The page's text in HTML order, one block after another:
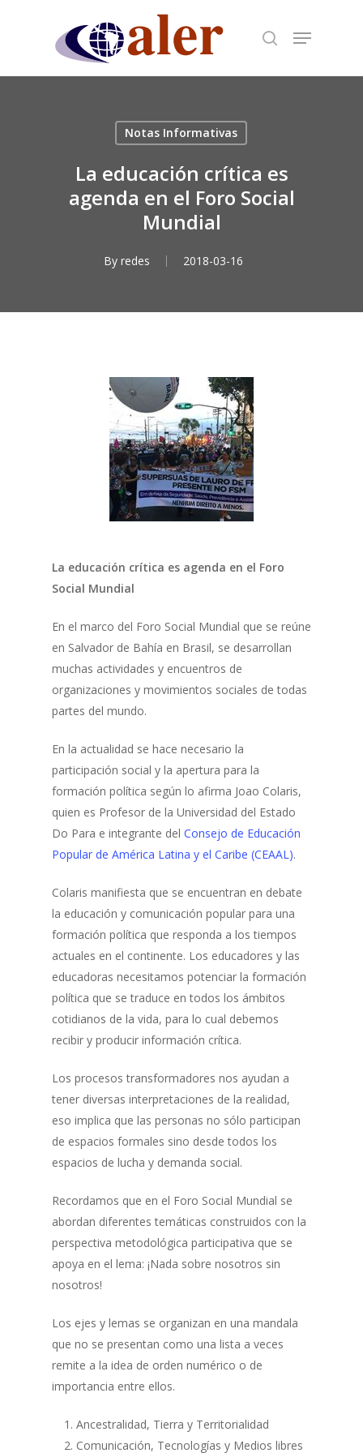
content
Notas Informativas
La educación crítica es
agenda en el Foro Social
Mundial
By redes 2018-03-16
La educación crítica es agenda en el Foro
Social Mundial
En el marco del Foro Social Mundial que se reúne
en Salvador de Bahía en Brasil, se desarrollan
muchas actividades y encuentros de
organizaciones y movimientos sociales de todas
partes del mundo.
En la actualidad se hace necesario la
participación social y la apertura para la
formación política según lo afirma Joao Colaris,
quien es Profesor de la Universidad del Estado
Do Para e integrante del Consejo de Educación
Popular de América Latina y el Caribe (CEAAL).
Colaris manifiesta que se encuentran en debate
la educación y comunicación popular para una
formación política que responda a los tiempos
actuales en el continente. Los educadores y las
educadoras necesitamos potenciar la formación
política que se traduce en todos los ámbitos
cotidianos de la vida, para lo cual debemos
recibir y producir información crítica.
Los procesos transformadores nos ayudan a
tener diversas interpretaciones de la realidad,
eso implica que las personas no sólo participan
de espacios formales sino desde todos los
espacios de lucha y demanda social.
Recordamos que en el Foro Social Mundial se
abordan diferentes temáticas construidos con la
perspectiva metodológica participativa que se
apoya en el lema: ¡Nada sobre nosotros sin
nosotros!
Los ejes y lemas se organizan en una mandala
que no se presentan como una lista a veces
remite a la idea de orden numérico o de
importancia entre ellos.
Ancestralidad, Tierra y Territorialidad
Comunicación, Tecnologías y Medios libres